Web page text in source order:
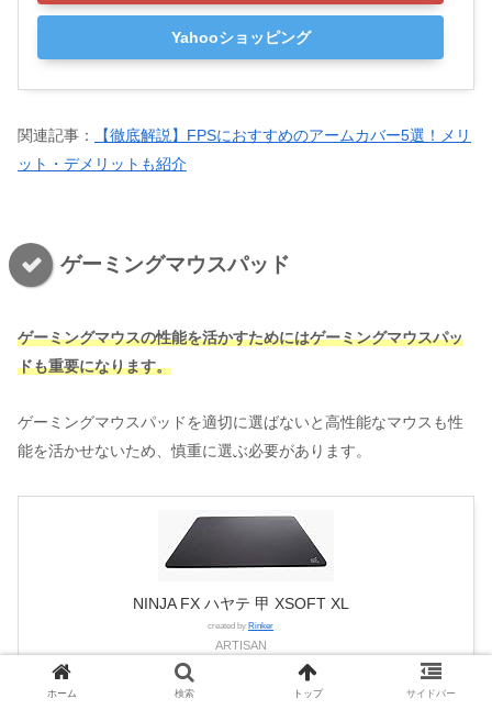
Yahooショッピング
関連記事：
【徹底解説】FPSにおすすめのアームカバー5選！メリ
ット・デメリットも紹介
ゲーミングマウスパッド
ゲーミングマウスの性能を活かすためにはゲーミングマウスパッ
ドも重要になります。
ゲーミングマウスパッドを適切に選ばないと高性能なマウスも性
能を活かせないため、慎重に選ぶ必要があります。
NINJA FX ハヤテ 甲 XSOFT XL
created by Rinker
ARTISAN
ホーム 検索 トップ サイドバー